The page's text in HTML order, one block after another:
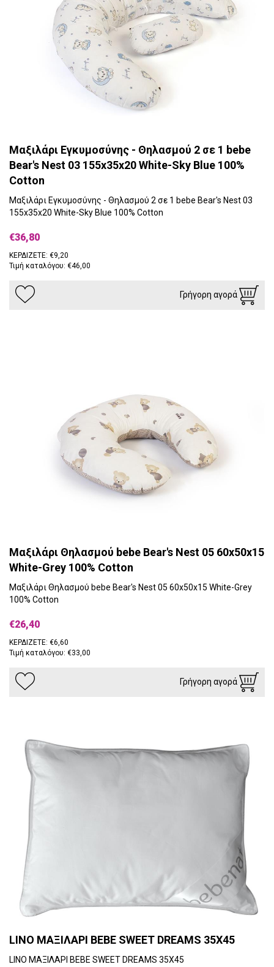
Μαξιλάρι Εγκυμοσύνης - Θηλασμού 2 σε 1 bebe
Bear's Nest 03 155x35x20 White-Sky Blue 100%
Cotton
Μαξιλάρι Εγκυμοσύνης - Θηλασμού 2 σε 1 bebe Bear's Nest 03
155x35x20 White-Sky Blue 100% Cotton
€36,80
ΚΕΡΔΙΖΕΤΕ: €9,20
Τιμή καταλόγου: €46,00
Γρήγορη αγορά
Μαξιλάρι Θηλασμού bebe Bear's Nest 05 60x50x15
White-Grey 100% Cotton
Μαξιλάρι Θηλασμού bebe Bear's Nest 05 60x50x15 White-Grey
100% Cotton
€26,40
ΚΕΡΔΙΖΕΤΕ: €6,60
Τιμή καταλόγου: €33,00
Γρήγορη αγορά
LINO ΜΑΞΙΛΑΡΙ BEBE SWEET DREAMS 35Χ45
LINO ΜΑΞΙΛΑΡΙ BEBE SWEET DREAMS 35Χ45